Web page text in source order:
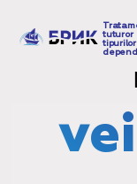
tuturor